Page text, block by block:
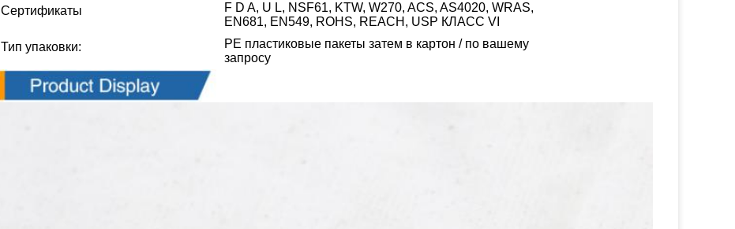
Сертификаты
F D A, U L, NSF61, KTW, W270, ACS, AS4020, WRAS,
EN681, EN549, ROHS, REACH, USP КЛАСС VI
Тип упаковки:
PE пластиковые пакеты затем в картон / по вашему
запросу